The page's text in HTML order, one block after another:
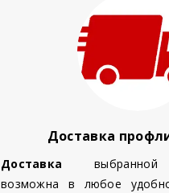
Доставка
Доставка
возможна в любое